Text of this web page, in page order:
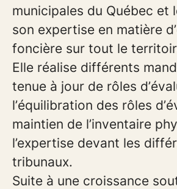
municipales du Québec et
son expertise en matière
foncière sur tout le
Elle réalise différents
tenue à jour de rôles
l’équilibration des rôles
maintien de l’inventaire
l’expertise devant les
tribunaux.
Suite à une croissance